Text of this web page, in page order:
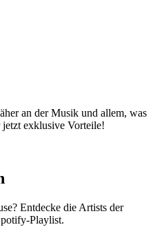
an der Musik und allem, was
jetzt exklusive Vorteile!
Entdecke die Artists der
Playlist.